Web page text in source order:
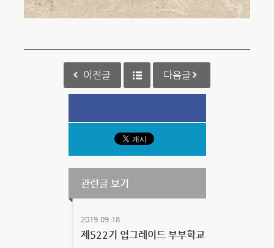
이전글 다음글
관련글 보기
2019.09.18
제522기 업그레이드 부부학교